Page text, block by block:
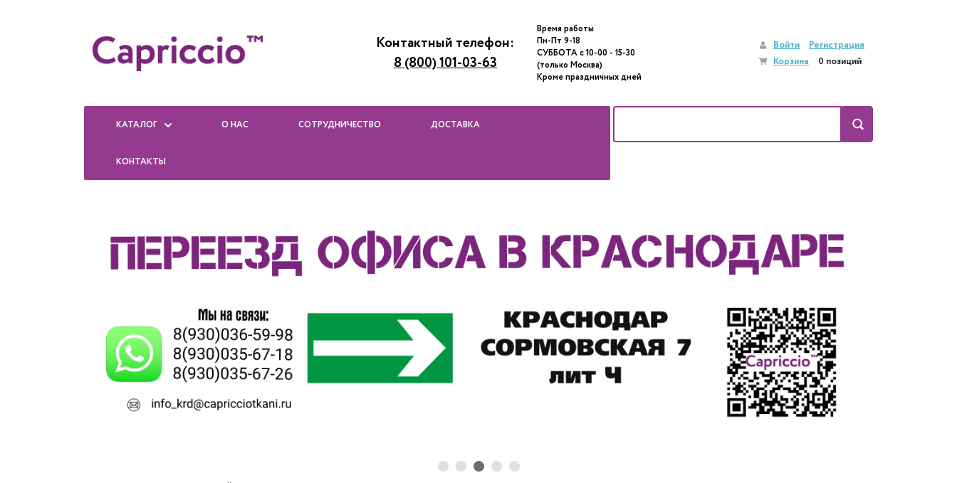
Войти
Регистрация
Корзина
0 позиций
Контактный телефон:
8 (800) 101-03-63
Время работы
Пн-Пт 9-18
СУББОТА с 10-00 - 15-30
(только Москва)
Кроме праздничных дней
КАТАЛОГ О НАС СОТРУДНИЧЕСТВО ДОСТАВКА
КОНТАКТЫ